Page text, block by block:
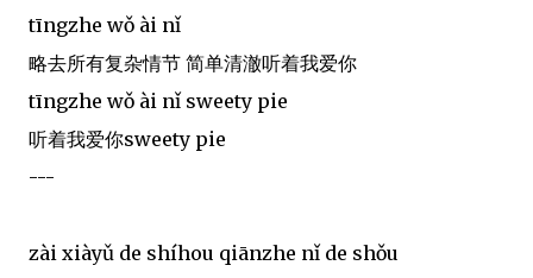
tīngzhe wǒ ài nǐ
略去所有复杂情节 简单清澈听着我爱你
tīngzhe wǒ ài nǐ sweety pie
听着我爱你sweety pie
---
zài xiàyǔ de shíhou qiānzhe nǐ de shǒu